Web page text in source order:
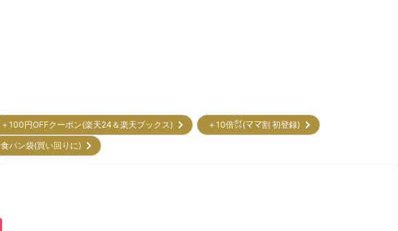
＋100円OFFクーポン(楽天24＆楽天ブックス)
＋10倍㌽(ママ割 初登録)
食パン袋(買い回りに)